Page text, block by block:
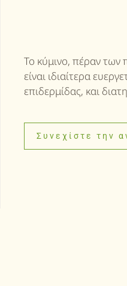
Το κύμινο, πέραν των
είναι ιδιαίτερα
επιδερμίδας, και
Συνεχίστε την